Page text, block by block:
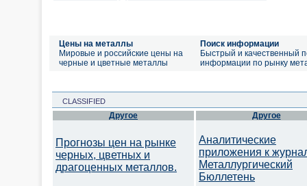
Цены на металлы
Мировые и российские цены на
черные и цветные металлы
Поиск информации
Быстрый и качественный
информации по рынку
CLASSIFIED
Другое
Прогнозы цен на рынке
черных, цветных и
драгоценных металлов.
Другое
Аналитические
приложения к
Металлургический
Бюллетень